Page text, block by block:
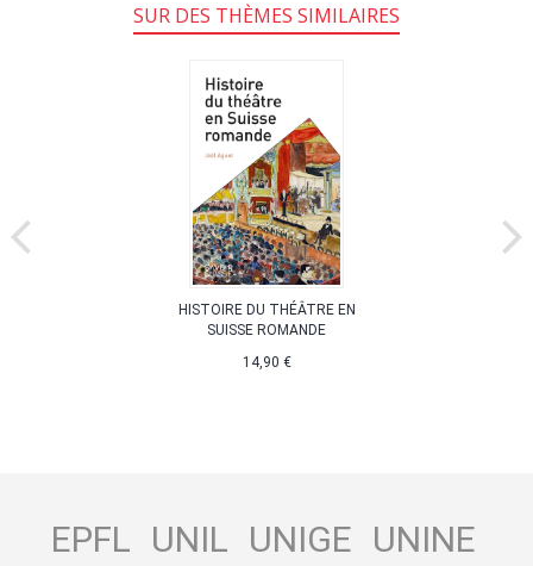
SUR DES THÈMES SIMILAIRES
HISTOIRE DU THÉÂTRE EN
SUISSE ROMANDE
14,90 €
EPFL UNIL UNIGE UNINE